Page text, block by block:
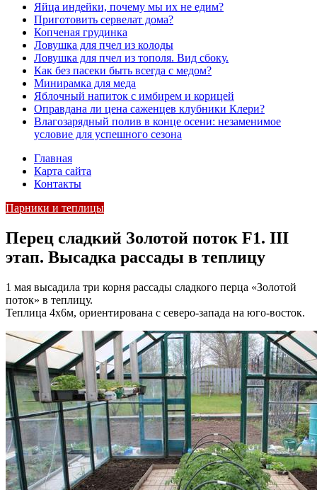
Яйца индейки, почему мы их не едим?
Приготовить сервелат⁠⁠ дома?
Копченая грудинка
Ловушка для пчел из колоды
Ловушка для пчел из тополя. Вид сбоку.
Как без пасеки быть всегда с медом?
Минирамка для меда
Яблочный напиток с имбирем и корицей
Оправдана ли цена саженцев клубники Клери?
Влагозарядный полив в конце осени: незаменимое
условие для успешного сезона
Главная
Карта сайта
Контакты
Парники и теплицы
Перец сладкий Золотой поток F1. III
этап. Высадка рассады в теплицу
1 мая высадила три корня рассады сладкого перца «Золотой
поток» в теплицу.
Теплица 4х6м, ориентирована с северо-запада на юго-восток.